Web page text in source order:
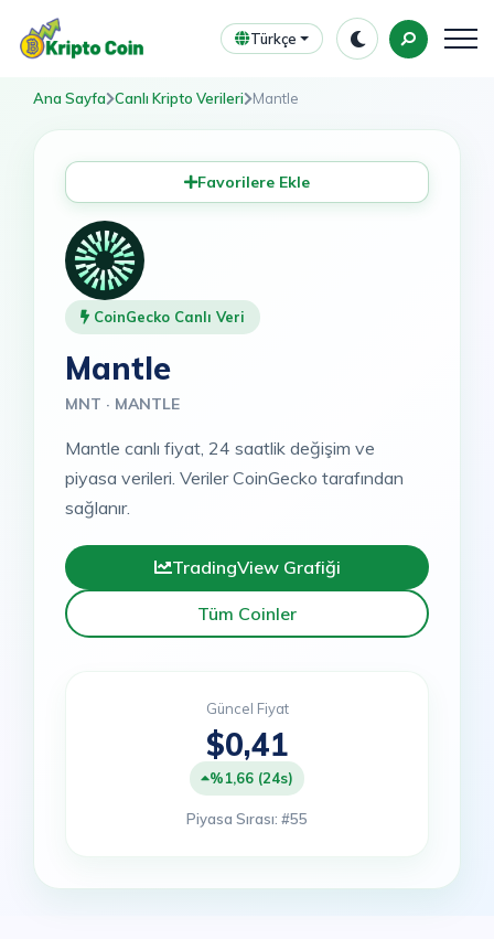
Türkçe
Ana Sayfa Canlı Kripto Verileri Mantle
Favorilere Ekle
CoinGecko Canlı Veri
Mantle
MNT · MANTLE
Mantle canlı fiyat, 24 saatlik değişim ve
piyasa verileri. Veriler CoinGecko tarafından
sağlanır.
TradingView Grafiği
Tüm Coinler
Güncel Fiyat
$0,41
%1,66 (24s)
Piyasa Sırası: #55